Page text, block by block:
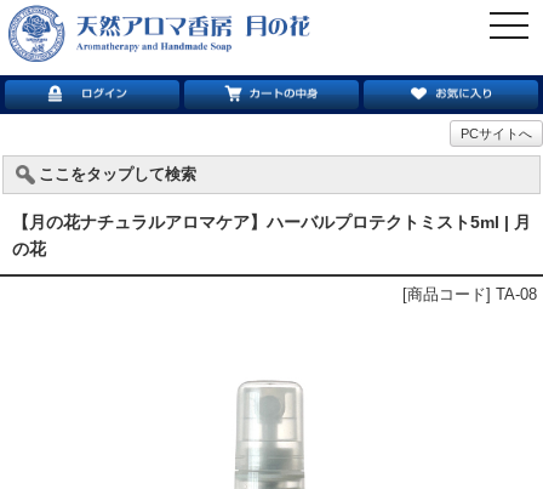
PCサイトへ
ここをタップして検索
【月の花ナチュラルアロマケア】ハーバルプロテクトミスト5ml | 月
の花
[商品コード] TA-08